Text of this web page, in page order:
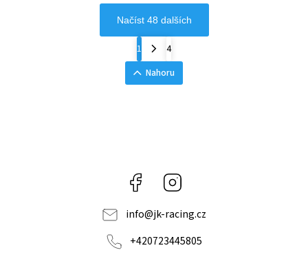
Načíst 48 dalších
1
4
Nahoru
Facebook
info@jk-racing.cz
+420723445805